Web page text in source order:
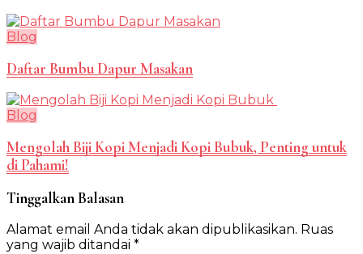
Blog
Daftar Bumbu Dapur Masakan
Blog
Mengolah Biji Kopi Menjadi Kopi Bubuk, Penting untuk
di Pahami!
Tinggalkan Balasan
Alamat email Anda tidak akan dipublikasikan. Ruas
yang wajib ditandai *